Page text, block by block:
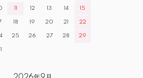
11 12 13 14 15
18 19 20 21 22
25 26 27 28 29